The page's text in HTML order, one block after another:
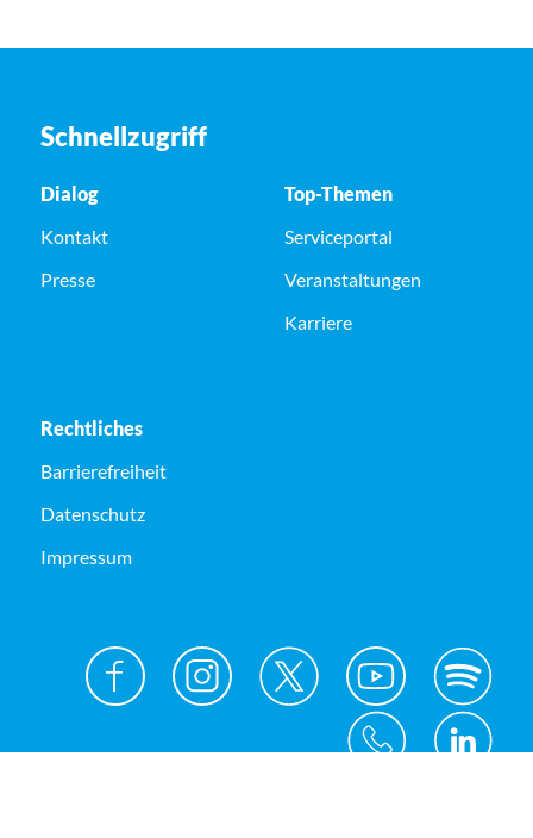
Schnellzugriff
Dialog
Kontakt
Presse
Top-Themen
Serviceportal
Veranstaltungen
Karriere
Rechtliches
Barrierefreiheit
Datenschutz
Impressum